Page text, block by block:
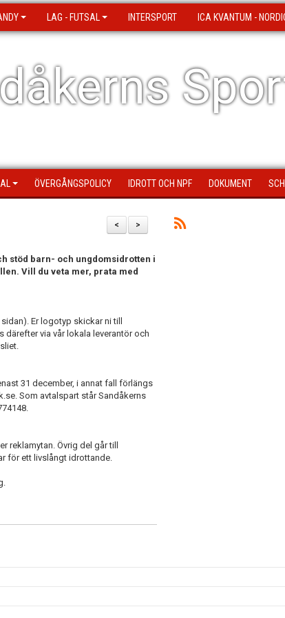
LAG - FUTSAL INTERSPORT ICA KVANTUM -
ÖVERGÅNGSPOLICY IDROTT OCH NPF DOKUMENT
>
<
stöd barn- och ungdomsidrotten i
Vill du veta mer, prata med
Er logotyp skickar ni till
därefter via vår lokala leverantör och
31 december, i annat fall förlängs
Som avtalspart står Sandåkerns
reklamytan. Övrig del går till
för ett livslångt idrottande.